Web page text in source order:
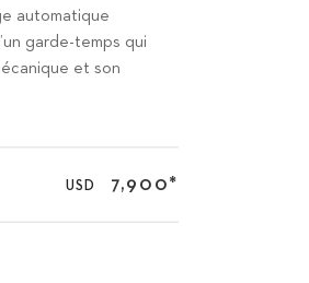
automatique
garde-temps qui
et son
USD 7,900*